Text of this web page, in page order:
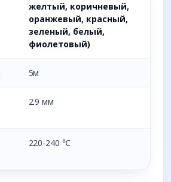
желтый, коричневый,
оранжевый, красный,
зеленый, белый,
фиолетовый)
5м
2.9 мм
220-240 ℃